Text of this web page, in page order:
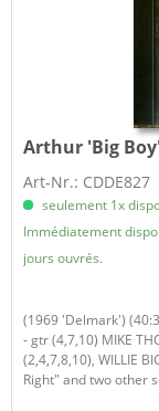
Arthur 'Big
Art-Nr.: CDDE827
seulement 1x
Immédiatement
jours ouvrés.
(1969 'Delmark')
- gtr (4,7,10) MIKE
(2,4,7,8,10), WILLIE
Right" and two other